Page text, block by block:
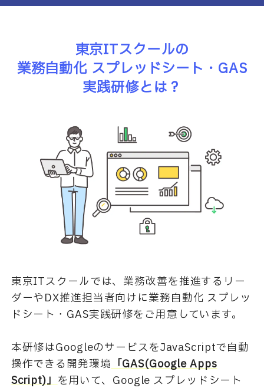
東京ITスクールの
業務自動化 スプレッドシート・GAS
実践研修とは？
東京ITスクールでは、業務改善を推進するリー
ダーやDX推進担当者向けに業務自動化 スプレッ
ドシート・GAS実践研修をご用意しています。
本研修はGoogleのサービスをJavaScriptで自動
操作できる開発環境「GAS(Google Apps
Script)」を用いて、Google スプレッドシート